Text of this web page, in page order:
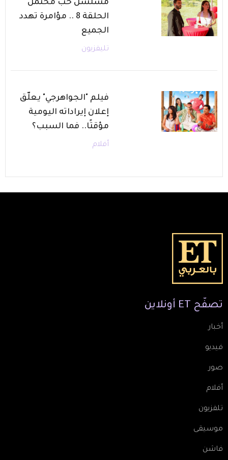
مسلسل حب محتمل
الحلقة 8 .. مؤامرة تهدد
الجميع
تليفزيون
فيلم "الجواهرجي" يعلّق
إعلان إيراداته اليومية
مؤقتًا.. فما السبب؟
أفلام
تصفّح ET أونلاين
أخبار
فيديو
صور
أفلام
تلفزيون
موسيقى
فاشن